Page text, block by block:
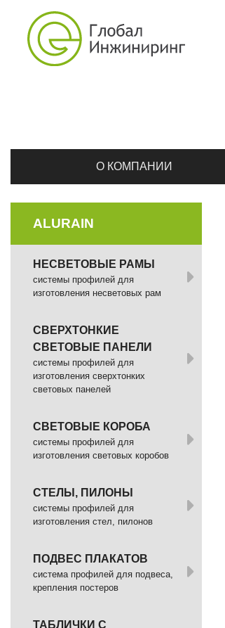
О КОМПАНИИ
ALURAIN
НЕСВЕТОВЫЕ РАМЫ
системы профилей для
изготовления несветовых рам
СВЕРХТОНКИЕ
СВЕТОВЫЕ ПАНЕЛИ
системы профилей для
изготовления сверхтонких
световых панелей
СВЕТОВЫЕ КОРОБА
системы профилей для
изготовления световых коробов
СТЕЛЫ, ПИЛОНЫ
системы профилей для
изготовления стел, пилонов
ПОДВЕС ПЛАКАТОВ
система профилей для подвеса,
крепления постеров
ТАБЛИЧКИ С